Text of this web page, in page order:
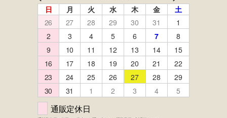
FACEBOOK twitter instagram LINE